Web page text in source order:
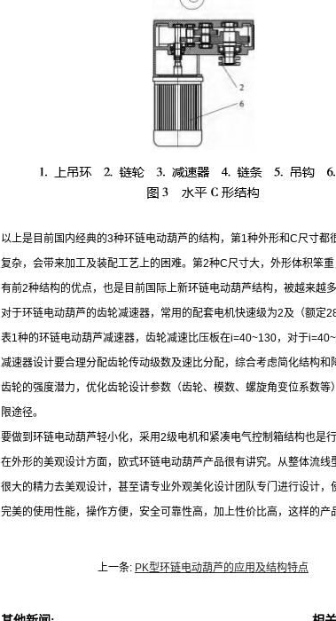
以上是目前国内经典的3种环链电动葫芦的结构，第1种外形和C尺寸都
复杂，会带来加工及装配工艺上的困难。第2种C尺寸大，外形体积笨
有前2种结构的优点，也是目前国际上新环链电动葫芦结构，被越来越
对于环链电动葫芦的齿轮减速器，常用的配套电机快速级为2及（额定
表1种的环链电动葫芦减速器，齿轮减速比压板在i=40~130，对于
减速器设计要合理分配齿轮传动级数及速比分配，综合考虑简化结构
齿轮的强度潜力，优化齿轮设计参数（齿轮、模数、螺旋角变位系数
限途径。
要做到环链电动葫芦轻小化，采用2级电机和紧凑电气控制箱结构也是行
在外形的美观设计方面，欧式环链电动葫芦产品很有讲究。从整体流
很大的精力去美观设计，甚至请专业外观美化设计团队专门进行设计
完美的使用性能，操作方便，安全可靠性高，加上性价比高，这样的产
上一条: PK型环链电动葫芦的应用及结构特点